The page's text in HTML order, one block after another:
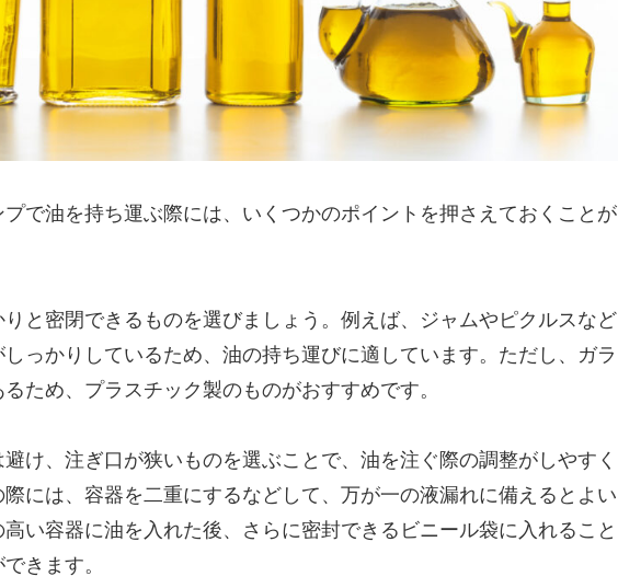
で油を持ち運ぶ際には、いくつかのポイントを押さえておくことが
と密閉できるものを選びましょう。例えば、ジャムやピクルスなど
っかりしているため、油の持ち運びに適しています。ただし、ガラ
ため、プラスチック製のものがおすすめです。
け、注ぎ口が狭いものを選ぶことで、油を注ぐ際の調整がしやすく
には、容器を二重にするなどして、万が一の液漏れに備えるとよい
い容器に油を入れた後、さらに密封できるビニール袋に入れること
きます。